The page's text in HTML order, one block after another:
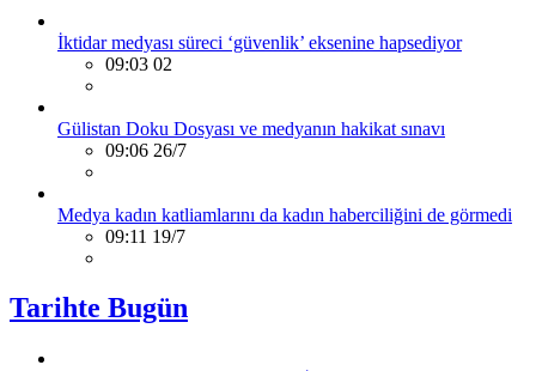
İktidar medyası süreci ‘güvenlik’ eksenine hapsediyor
09:03 02
Gülistan Doku Dosyası ve medyanın hakikat sınavı
09:06 26/7
Medya kadın katliamlarını da kadın haberciliğini de görmedi
09:11 19/7
Tarihte Bugün